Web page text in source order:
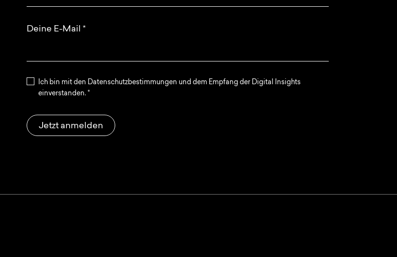
Deine E-Mail *
Ich bin mit den Datenschutzbestimmungen und dem Empfang der Digital Insights
einverstanden. *
Jetzt anmelden